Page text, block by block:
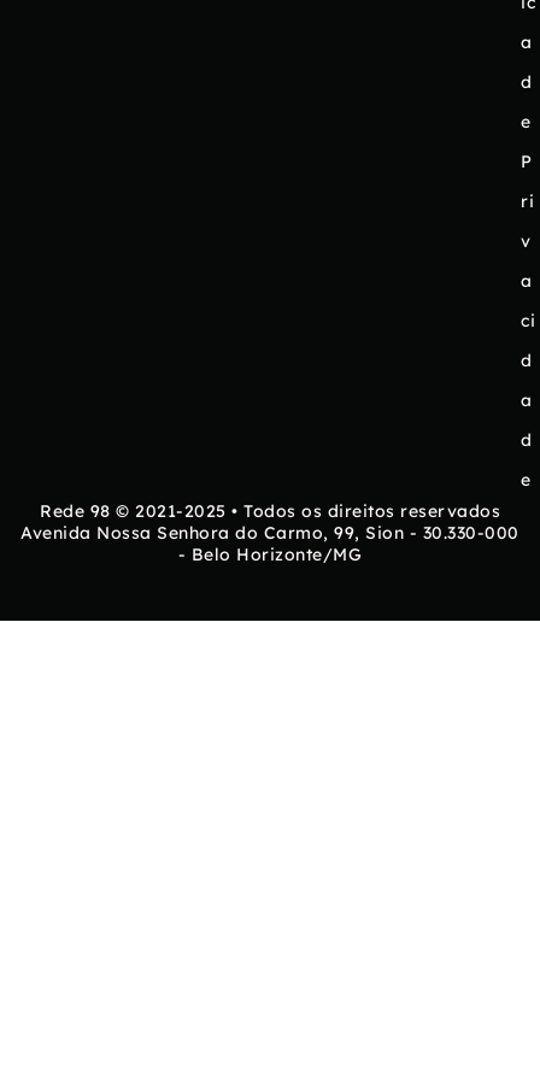
a
d
e
P
ri
v
a
ci
d
a
d
e
Rede 98 © 2021-2025 • Todos os direitos reservados
Avenida Nossa Senhora do Carmo, 99, Sion - 30.330-000
- Belo Horizonte/MG